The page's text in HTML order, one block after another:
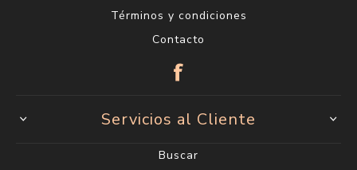
Términos y condiciones
Contacto
Servicios al Cliente
Buscar